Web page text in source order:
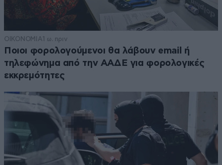
ΟΙΚΟΝΟΜΙΑ1 ω. πριν
Ποιοι φορολογούμενοι θα λάβουν email ή
τηλεφώνημα από την ΑΑΔΕ για φορολογικές
εκκρεμότητες